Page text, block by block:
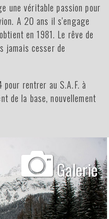
une véritable passion pour
A 20 ans il s'engage
en 1981. Le rêve de
jamais cesser de
rentrer au S.A.F. à
de la base, nouvellement
Galerie